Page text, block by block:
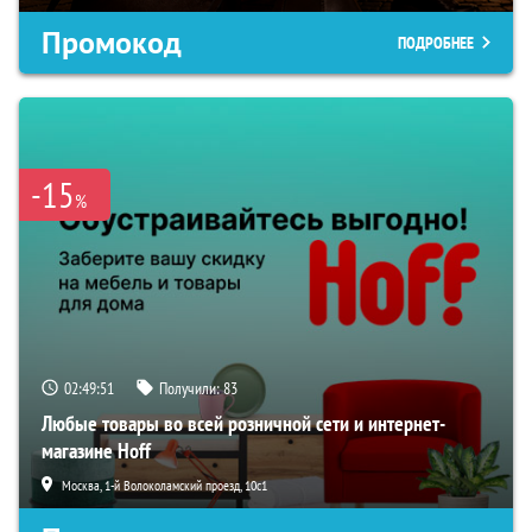
Промокод ПОДРОБНЕЕ
-15%
02:49:50 Получили:83
Любые товары во всей розничной сети и интернет-
магазине Hoff
Москва, 1-й Волоколамский проезд, 10с1